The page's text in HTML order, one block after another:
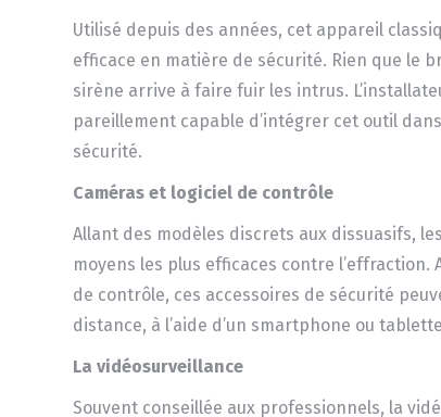
Utilisé depuis des années, cet appareil
efficace en matière de sécurité. Rien que le
sirène arrive à faire fuir les intrus.
pareillement capable d’intégrer cet outil
sécurité.
Caméras et logiciel de contrôle
Allant des modèles discrets aux dissuasifs,
moyens les plus efficaces contre l’effraction.
de contrôle, ces accessoires de sécurité
distance, à l’aide d’un smartphone ou
La vidéosurveillance
Souvent conseillée aux professionnels, la